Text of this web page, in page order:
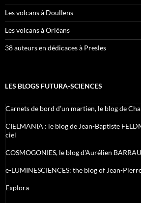
Les volcans à Doullens
Les volcans à Orléans
38 auteurs en dédicaces à Presles
LES BLOGS FUTURA-SCIENCES
Carnets de bord d’un martien, le blog de
CIELMANIA : le blog de Jean-Baptiste
ciel
COSMOGONIES, le blog d'Aurélien
e-LUMINESCIENCES: the blog of Jean-
Explora